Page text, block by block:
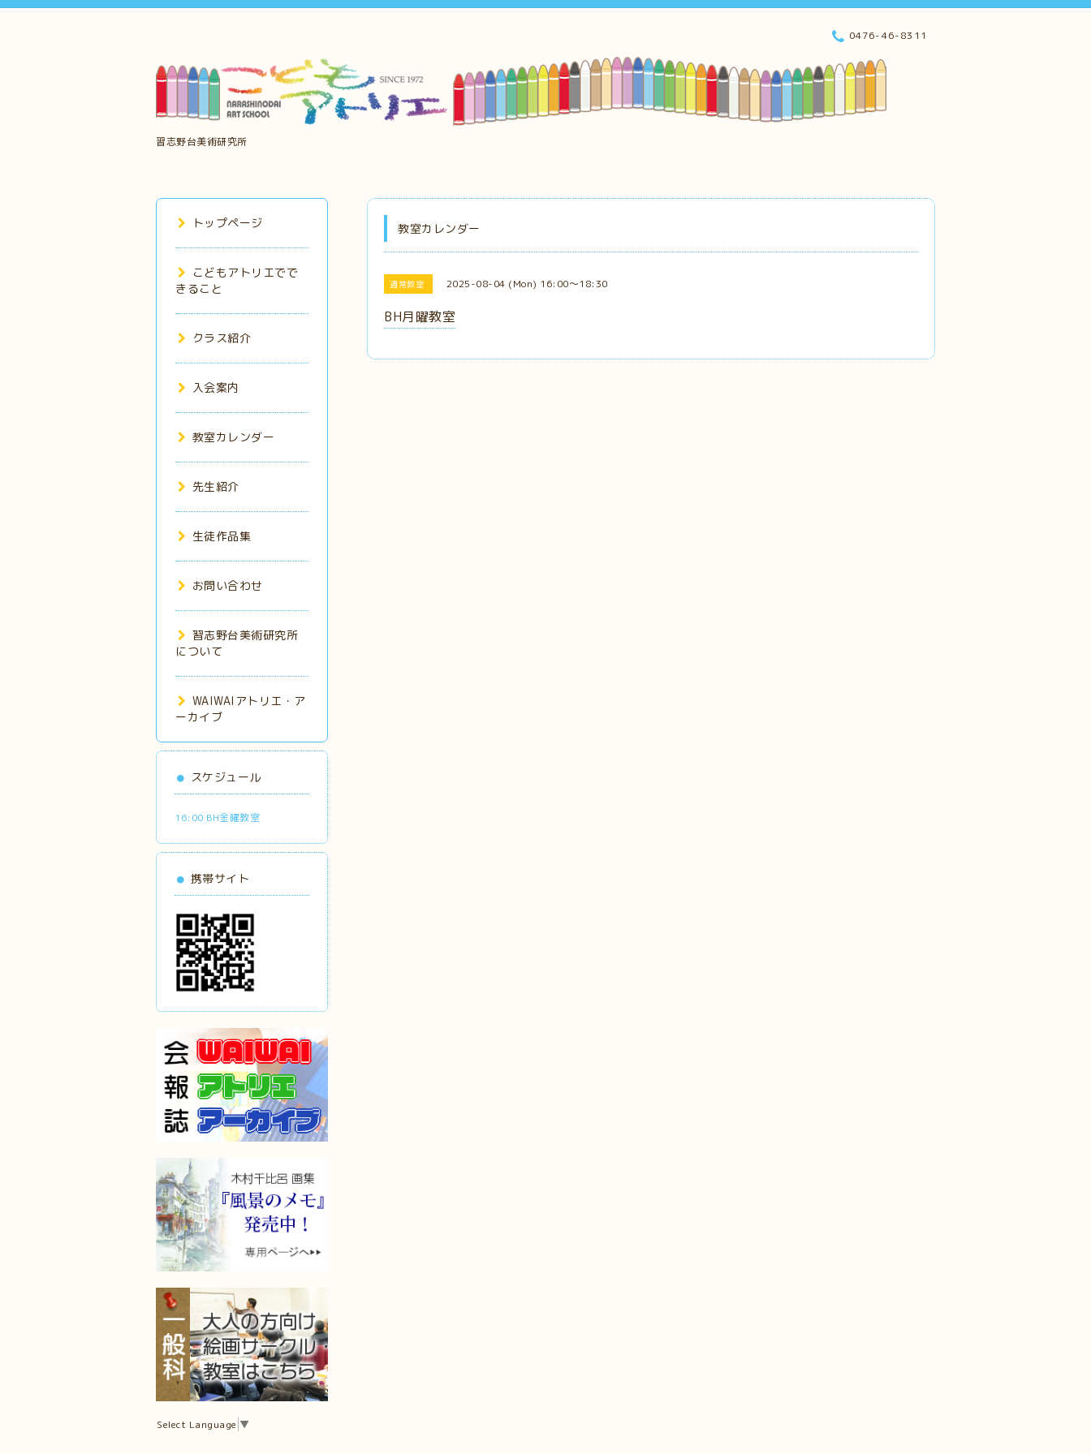
習志野台美術研究所
0476-46-8311
教室カレンダー
通常教室 2025-08-04 (Mon) 16:00～18:30
BH月曜教室
トップページ
こどもアトリエでで
きること
クラス紹介
入会案内
教室カレンダー
先生紹介
生徒作品集
お問い合わせ
習志野台美術研究所
について
WAIWAIアトリエ・ア
ーカイブ
スケジュール
16:00 BH金曜教室
携帯サイト
Select Language ▼